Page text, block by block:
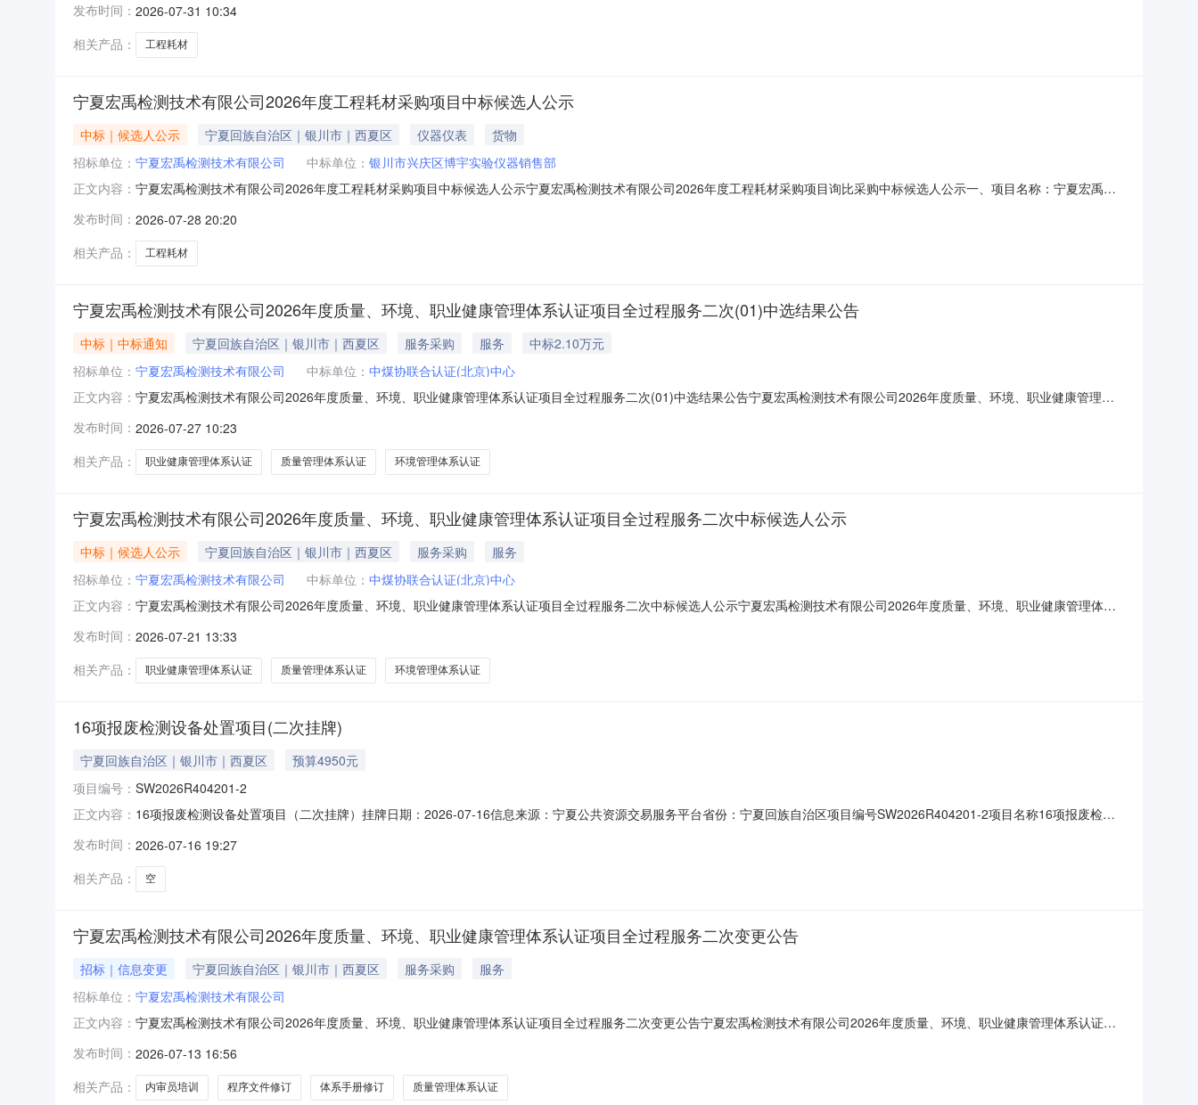
应商名单及其排序候选成交供应商排名应答人报价(元)服务期服务标准评审得分第一名银川市兴庆区博宇实验仪器销售部25922.00自签订合同起一年合格93第二名宁夏荣茂科技有限
公司27180.0
发布时间： 2026-07-31 10:34
相关产品：
工程耗材
宁夏宏禹检测技术有限公司2026年度工程耗材采购项目中标候选人公示
中标｜候选人公示 宁夏回族自治区｜银川市｜西夏区 仪器仪表
货物
招标单位： 宁夏宏禹检测技术有限公司 中标单位： 银川市兴庆区博宇实验仪器销售部
正文内容： 宁夏宏禹检测技术有限公司2026年度工程耗材采购项目中标候选人公示宁夏宏禹检测技术有限公司2026年度工程耗材采购项目询比采购中标候选人公示一、项目名称：宁夏宏禹检
推荐排名1银川市兴庆区博宇实验仪器销售部9312宁夏荣茂科技有限公司9123宁夏荣茂科技有限公司873成交供应商：银川市兴庆区博宇实验仪器销售部六、提出异议的渠道和方式
供应商或者其他利害
发布时间： 2026-07-28 20:20
相关产品：
工程耗材
宁夏宏禹检测技术有限公司2026年度质量、环境、职业健康管理体系认证项目全过程服务二次(01)中选结果公告
中标｜中标通知 宁夏回族自治区｜银川市｜西夏区 服务采购 服务
中标2.10万元
招标单位： 宁夏宏禹检测技术有限公司 中标单位： 中煤协联合认证(北京)中心
正文内容： 宁夏宏禹检测技术有限公司2026年度质量、环境、职业健康管理体系认证项目全过程服务二次(01)中选结果公告宁夏宏禹检测技术有限公司2026年度质量、环境、职业健康管理体
组对所有应答人的应答文件详细评审，推选出候选成交供应商。现将评审结果公告如下：一、评审小组推荐的候选成交供应商名单及其排序候选成交供应商排名应答人报价(元)服务
期服务标准评审得分第一名
发布时间： 2026-07-27 10:23
相关产品：
职业健康管理体系认证 质量管理体系认证 环境管理体系认证
宁夏宏禹检测技术有限公司2026年度质量、环境、职业健康管理体系认证项目全过程服务二次中标候选人公示
中标｜候选人公示 宁夏回族自治区｜银川市｜西夏区 服务采购
服务
招标单位： 宁夏宏禹检测技术有限公司 中标单位： 中煤协联合认证(北京)中心
正文内容： 宁夏宏禹检测技术有限公司2026年度质量、环境、职业健康管理体系认证项目全过程服务二次中标候选人公示宁夏宏禹检测技术有限公司2026年度质量、环境、职业健康管理体系
采购三、采购类型：询比四、响应文件截止递交时间：2026年7月17日14：30五、评审情况：序号供应商名称得分推荐排名1中煤协联合认证（北京）中心89.912中标信认证（江
苏）有限公司79.12
发布时间： 2026-07-21 13:33
相关产品：
职业健康管理体系认证 质量管理体系认证 环境管理体系认证
16项报废检测设备处置项目(二次挂牌)
宁夏回族自治区｜银川市｜西夏区
预算4950元
项目编号： SW2026R404201-2
正文内容： 16项报废检测设备处置项目（二次挂牌）挂牌日期：2026-07-16信息来源：宁夏公共资源交易服务平台省份：宁夏回族自治区项目编号SW2026R404201-2项目名称16项报废检测
竞价转让事项说明1、意向受让方应在本项目挂牌截止日16:30前提交报名资料。2、意向受让方应在本项目公告期内到达现场勘查标的，不得以不了解标的的状况及资产质量方面的
发布时间： 2026-07-16 19:27
相关产品：
空
宁夏宏禹检测技术有限公司2026年度质量、环境、职业健康管理体系认证项目全过程服务二次变更公告
招标｜信息变更 宁夏回族自治区｜银川市｜西夏区 服务采购
服务
招标单位： 宁夏宏禹检测技术有限公司
正文内容： 宁夏宏禹检测技术有限公司2026年度质量、环境、职业健康管理体系认证项目全过程服务二次变更公告宁夏宏禹检测技术有限公司2026年度质量、环境、职业健康管理体系认证项
目提供除1次再认证、2次监督审核以外的其他服务内容，内容包括：内审员培训、体系手册及程序文件修订，并提供相关实施方案的，得15-20分；实施方案内容表述不详细的，有
缺项漏项的，得8-14分；较差
发布时间： 2026-07-13 16:56
相关产品：
内审员培训 程序文件修订 体系手册修订 质量管理体系认证